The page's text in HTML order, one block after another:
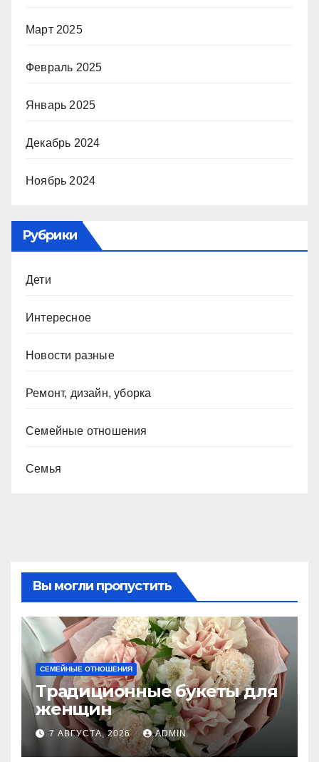
Март 2025
Февраль 2025
Январь 2025
Декабрь 2024
Ноябрь 2024
Рубрики
Дети
Интересное
Новости разные
Ремонт, дизайн, уборка
Семейные отношения
Семья
Вы могли пропустить
СЕМЕЙНЫЕ ОТНОШЕНИЯ
Традиционные букеты для
женщин
7 АВГУСТА, 2026 ADMIN